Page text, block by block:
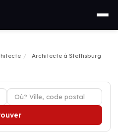
Architecte à Steffisburg